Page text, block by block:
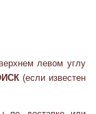
левом углу
(если известен